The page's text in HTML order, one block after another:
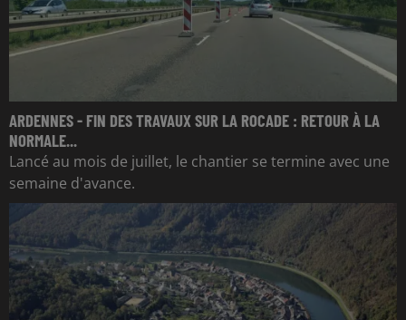
ARDENNES - FIN DES TRAVAUX SUR LA ROCADE : RETOUR À LA
NORMALE...
Lancé au mois de juillet, le chantier se termine avec une
semaine d'avance.